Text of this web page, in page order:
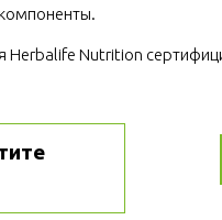
Herbalife Nutrition